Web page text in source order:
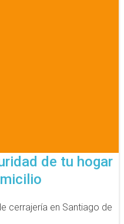
de tu hogar
cerrajería en Santiago de